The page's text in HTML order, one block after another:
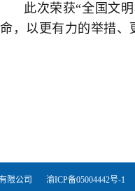
此次荣获“全国文
命，以更有力的举措
限公司 渝ICP备05004442号-1